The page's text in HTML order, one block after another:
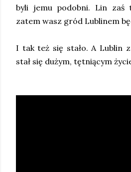
byli jemu podobni. Lin zaś
zatem wasz gród Lublinem
I tak też się stało. A Lublin
stał się dużym, tętniącym